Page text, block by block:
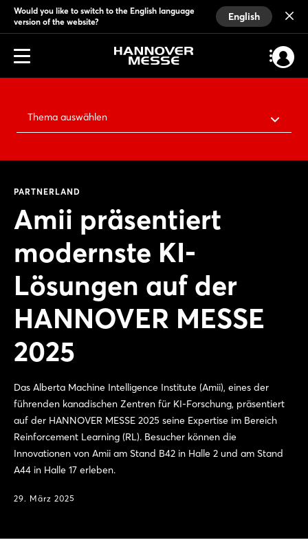
Would you like to switch to the English language
version of the website?
English
Thema auswählen
PARTNERLAND
Amii präsentiert
modernste KI-
Lösungen auf der
HANNOVER MESSE
2025
Das Alberta Machine Intelligence Institute (Amii), eines der
führenden kanadischen Zentren für KI-Forschung, präsentiert
auf der HANNOVER MESSE 2025 seine Expertise im Bereich
Reinforcement Learning (RL). Besucher können die
Innovationen von Amii am Stand B42 in Halle 2 und am Stand
A44 in Halle 17 erleben.
29. März 2025